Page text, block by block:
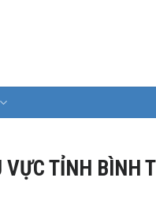
VỰC TỈNH